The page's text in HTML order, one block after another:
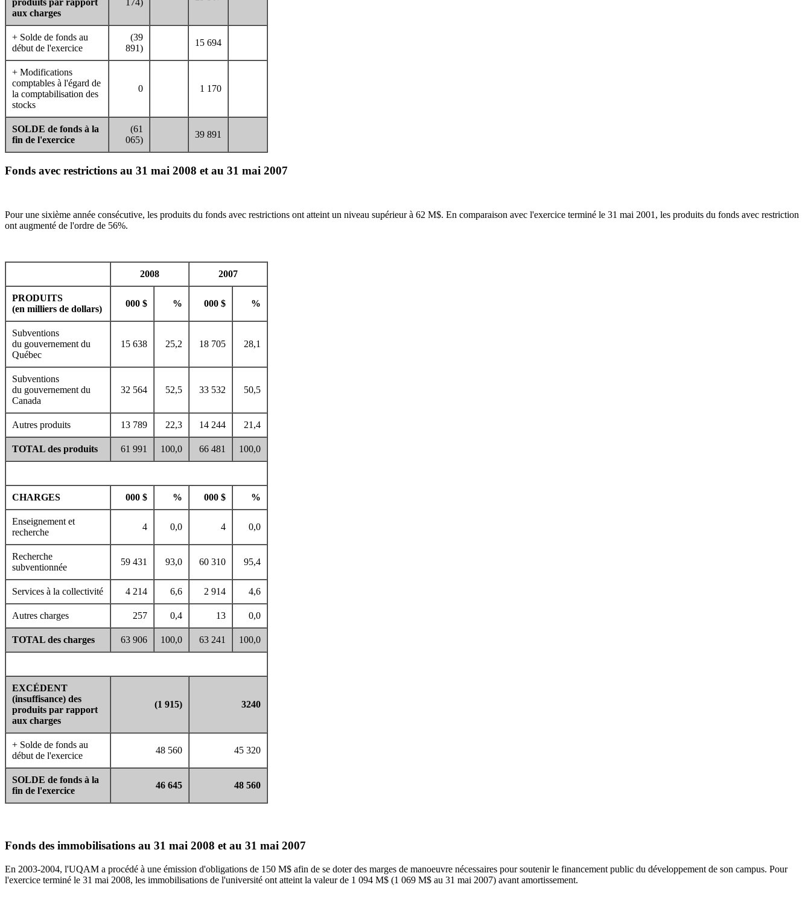
produits par rapport
aux charges
174)
+ Solde de fonds au
début de l'exercice
(39
891)
15 694
+ Modifications
comptables à l'égard de
la comptabilisation des
stocks
0 1 170
SOLDE de fonds à la
fin de l'exercice
(61
065)
39 891
Fonds avec restrictions au 31 mai 2008 et au 31 mai 2007
Pour une sixième année consécutive, les produits du fonds avec restrictions ont atteint un niveau supérieur à 62 M$. En comparaison avec l'exercice terminé le 31 mai 2001, les produits du fonds avec restriction
ont augmenté de l'ordre de 56%.
2008 2007
PRODUITS
(en milliers de dollars)
000 $ % 000 $ %
Subventions
du gouvernement du
Québec
15 638 25,2 18 705 28,1
Subventions
du gouvernement du
Canada
32 564 52,5 33 532 50,5
Autres produits 13 789 22,3 14 244 21,4
TOTAL des produits 61 991 100,0 66 481 100,0
CHARGES 000 $ % 000 $ %
Enseignement et
recherche
4 0,0 4 0,0
Recherche
subventionnée
59 431 93,0 60 310 95,4
Services à la collectivité 4 214 6,6 2 914 4,6
Autres charges 257 0,4 13 0,0
TOTAL des charges 63 906 100,0 63 241 100,0
EXCÉDENT
(insuffisance) des
produits par rapport
aux charges
(1 915) 3240
+ Solde de fonds au
début de l'exercice
48 560 45 320
SOLDE de fonds à la
fin de l'exercice
46 645 48 560
Fonds des immobilisations au 31 mai 2008 et au 31 mai 2007
En 2003-2004, l'UQAM a procédé à une émission d'obligations de 150 M$ afin de se doter des marges de manoeuvre nécessaires pour soutenir le financement public du développement de son campus. Pour
l'exercice terminé le 31 mai 2008, les immobilisations de l'université ont atteint la valeur de 1 094 M$ (1 069 M$ au 31 mai 2007) avant amortissement.